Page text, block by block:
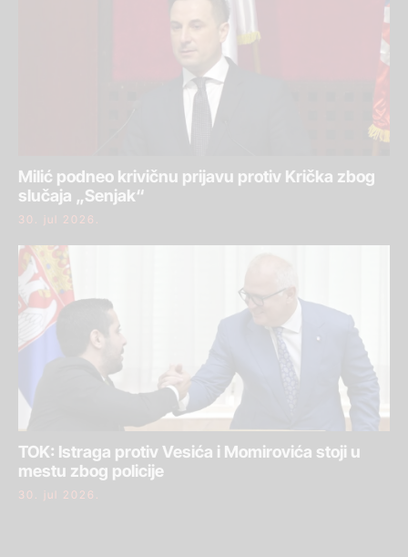
Milić podneo krivičnu prijavu protiv Krička zbog
slučaja „Senjak“
30. jul 2026.
TOK: Istraga protiv Vesića i Momirovića stoji u
mestu zbog policije
30. jul 2026.